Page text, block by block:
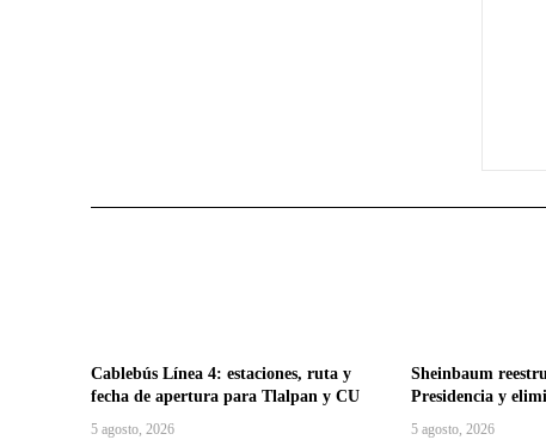
Cablebús Línea 4: estaciones, ruta y
fecha de apertura para Tlalpan y CU
5 agosto, 2026
Sheinbaum
Presidencia y
5 agosto, 2026